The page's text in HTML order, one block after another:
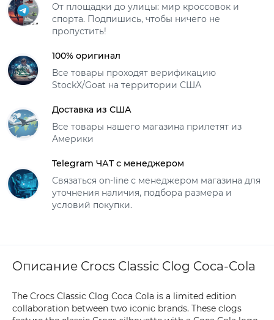
От площадки до улицы: мир кроссовок и
спорта. Подпишись, чтобы ничего не
пропустить!
100% оригинал
Все товары проходят верификацию
StockX/Goat на территории США
Доставка из США
Все товары нашего магазина прилетят из
Америки
Telegram ЧАТ с менеджером
Связаться on-line с менеджером магазина для
уточнения наличия, подбора размера и
условий покупки.
Описание Crocs Classic Clog Coca-Cola
The Crocs Classic Clog Coca Cola is a limited edition
collaboration between two iconic brands. These clogs